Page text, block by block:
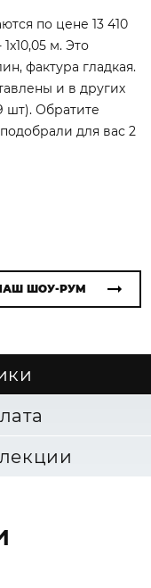
по цене 13 410
м. Это
фактура гладкая.
и в других
шт). Обратите
для вас 2
ШОУ-РУМ